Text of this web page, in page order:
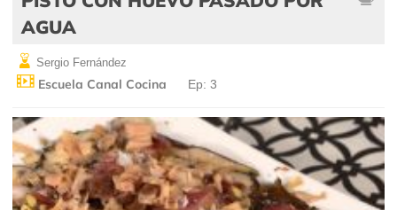
AGUA
Sergio Fernández
Escuela Canal Cocina Ep: 3